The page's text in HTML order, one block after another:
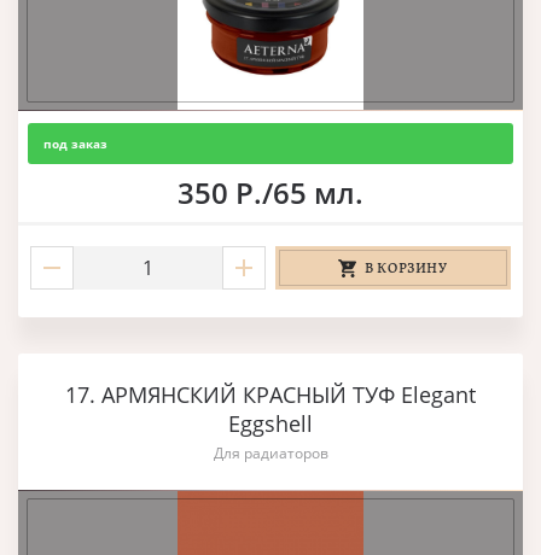
под заказ
350 Р./65 мл.
В КОРЗИНУ
17. АРМЯНСКИЙ КРАСНЫЙ ТУФ Elegant
Eggshell
Для радиаторов